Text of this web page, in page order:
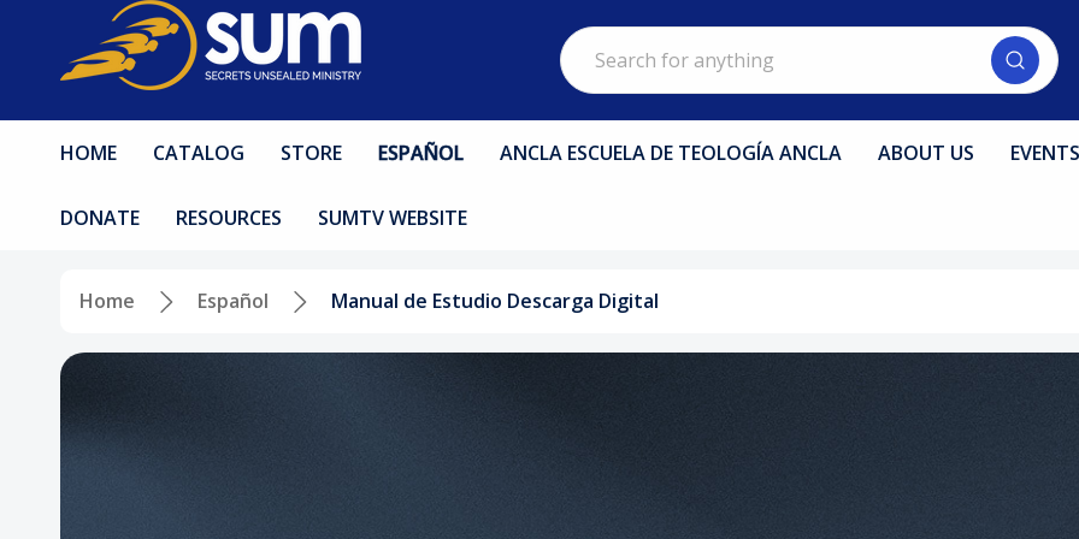
Search
HOME CATALOG STORE ESPAÑOL ANCLA ESCUELA DE TEOLOGÍA ANCLA ABOUT US EVENTS
DONATE RESOURCES SUMTV WEBSITE
Home Español Manual de Estudio Descarga Digital